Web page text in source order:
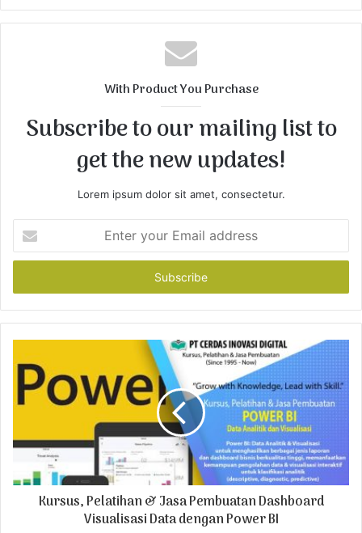
b
s
i
With Product You Purchase
Subscribe to our mailing list to
get the new updates!
Lorem ipsum dolor sit amet, consectetur.
t
r
y
r
l
d
Kursus, Pelatihan & Jasa Pembuatan Dashboard
Visualisasi Data dengan Power BI